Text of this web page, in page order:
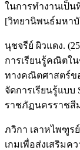
ในการทำงานเป็
[วิทยานิพนธ์มหา
นุชจรีย์ ผิวแดง.
การเรียนรู้คณิตใ
ทางคณิตศาสตร์ข
จัดการเรียนรู้แบ
ราชภัฏนครราชสี
ภวิกา เลาหไพฑูร
เกมเพื่อส่งเสริมค